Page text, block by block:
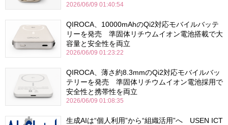
2026/06/09 01:40:54
QIROCA、10000mAhのQi2対応モバイルバッテ
リーを発売 準固体リチウムイオン電池搭載で大
容量と安全性を両立
2026/06/09 01:23:22
QIROCA、薄さ約8.3mmのQi2対応モバイルバッ
テリーを発売 準固体リチウムイオン電池採用で
安全性と携帯性を両立
2026/06/09 01:08:35
生成AIは“個人利用”から“組織活用”へ USEN ICT